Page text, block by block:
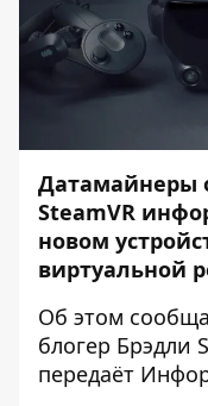
Датамайнеры
SteamVR
новом
виртуальной
Об этом
блогер Брэдли
передаёт